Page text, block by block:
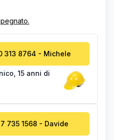
313 8764 - Michele
15 anni di
735 1568 - Davide